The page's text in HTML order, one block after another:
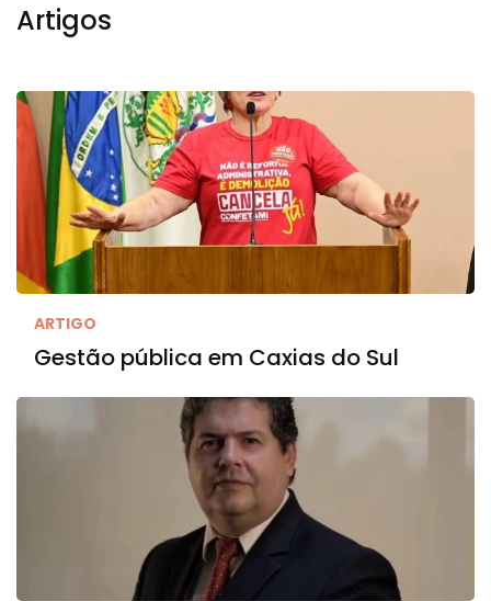
Artigos
ARTIGO
Gestão pública em Caxias do Sul